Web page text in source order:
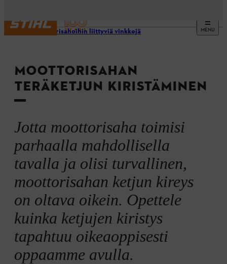
MENU
Moottorisahoihin liittyviä vinkkejä
MOOTTORISAHAN
TERÄKETJUN KIRISTÄMINEN
Jotta moottorisaha toimisi
parhaalla mahdollisella
tavalla ja olisi turvallinen,
moottorisahan ketjun kireys
on oltava oikein. Opettele
kuinka ketjujen kiristys
tapahtuu oikeaoppisesti
oppaamme avulla.